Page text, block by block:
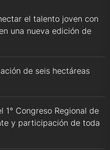
el talento joven con
una nueva edición de
de seis hectáreas
1° Congreso Regional de
y participación de toda